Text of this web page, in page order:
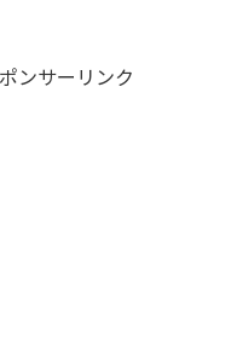
ンサーリンク